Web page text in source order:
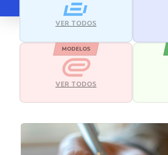
VER TODOS
MODELOS
VER TODOS